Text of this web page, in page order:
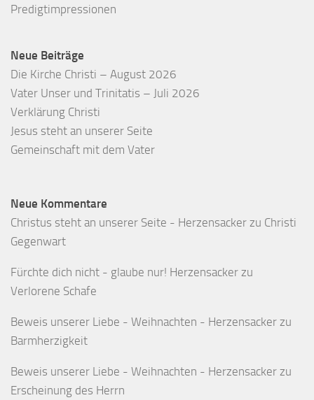
Predigtimpressionen
Neue Beiträge
Die Kirche Christi – August 2026
Vater Unser und Trinitatis – Juli 2026
Verklärung Christi
Jesus steht an unserer Seite
Gemeinschaft mit dem Vater
Neue Kommentare
Christus steht an unserer Seite - Herzensacker zu Christi
Gegenwart
Fürchte dich nicht - glaube nur! Herzensacker zu
Verlorene Schafe
Beweis unserer Liebe - Weihnachten - Herzensacker zu
Barmherzigkeit
Beweis unserer Liebe - Weihnachten - Herzensacker zu
Erscheinung des Herrn